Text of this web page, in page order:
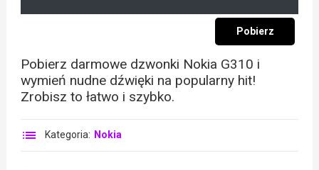
Pobierz
Pobierz darmowe dzwonki Nokia G310 i
wymień nudne dźwięki na popularny hit!
Zrobisz to łatwo i szybko.
Kategoria: Nokia